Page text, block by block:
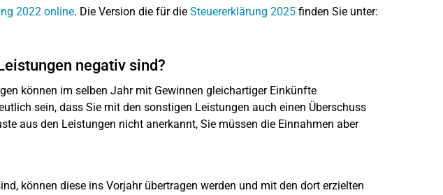
2022 online. Die Version die für die Steuererklärung 2025finden Sie unter:
negativ sind?
können im selben Jahr mit Gewinnen gleichartiger Einkünfte
sein, dass Sie mit den sonstigen Leistungen auch einen Überschuss
aus den Leistungen nicht anerkannt, Sie müssen die Einnahmen aber
können diese ins Vorjahr übertragen werden und mit den dort erzielten